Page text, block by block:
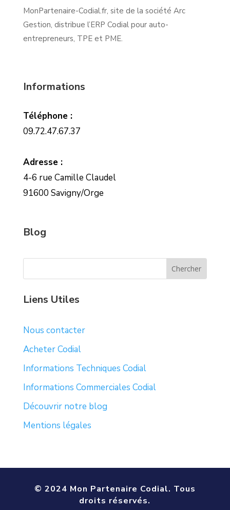
MonPartenaire-Codial.fr, site de la société Arc
Gestion, distribue l’ERP Codial pour auto-
entrepreneurs, TPE et PME.
Informations
Téléphone :
09.72.47.67.37
Adresse :
4-6 rue Camille Claudel
91600 Savigny/Orge
Blog
Liens Utiles
Nous contacter
Acheter Codial
Informations Techniques Codial
Informations Commerciales Codial
Découvrir notre blog
Mentions légales
© 2024 Mon Partenaire Codial. Tous
droits réservés.